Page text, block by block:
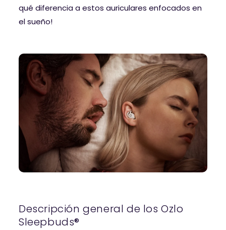
qué diferencia a estos auriculares enfocados en
el sueño!
Descripción general de los Ozlo
Sleepbuds®